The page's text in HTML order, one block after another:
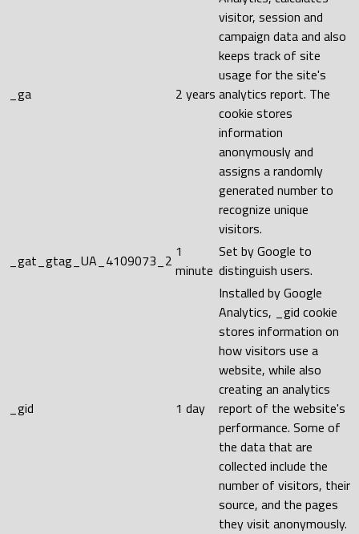
_ga 2 years
visitor, session and
campaign data and also
keeps track of site
usage for the site's
analytics report. The
cookie stores
information
anonymously and
assigns a randomly
generated number to
recognize unique
visitors.
_gat_gtag_UA_4109073_2 1
minute
Set by Google to
distinguish users.
_gid 1 day
Installed by Google
Analytics, _gid cookie
stores information on
how visitors use a
website, while also
creating an analytics
report of the website's
performance. Some of
the data that are
collected include the
number of visitors, their
source, and the pages
they visit anonymously.